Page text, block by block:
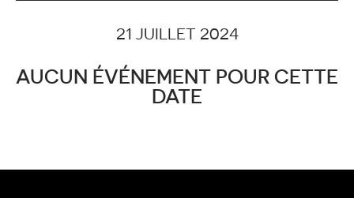
21 JUILLET 2024
AUCUN ÉVÉNEMENT POUR CETTE
DATE